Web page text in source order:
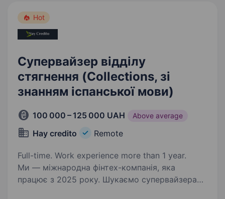
Hot
Супервайзер відділу
стягнення (Collections, зі
знанням іспанської мови)
100 000 – 125 000 UAH Above average
Hay credito Remote
Full-time. Work experience more than 1 year.
Ми — міжнародна фінтех-компанія, яка
працює з 2025 року. Шукаємо супервайзера